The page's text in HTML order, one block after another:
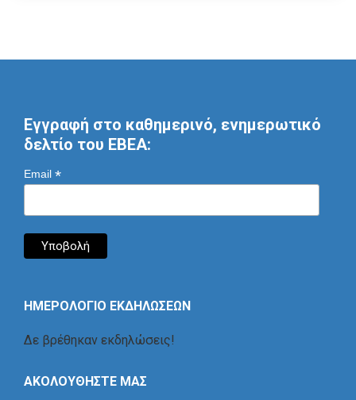
Εγγραφή στο καθημερινό, ενημερωτικό
δελτίο του ΕΒΕΑ:
Email *
ΗΜΕΡΟΛΟΓΙΟ ΕΚΔΗΛΩΣΕΩΝ
Δε βρέθηκαν εκδηλώσεις!
ΑΚΟΛΟΥΘΗΣΤΕ ΜΑΣ